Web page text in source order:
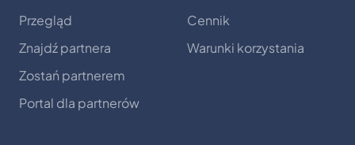
Przegląd
Znajdź partnera
Zostań partnerem
Portal dla partnerów
Cennik
Warunki korzystania